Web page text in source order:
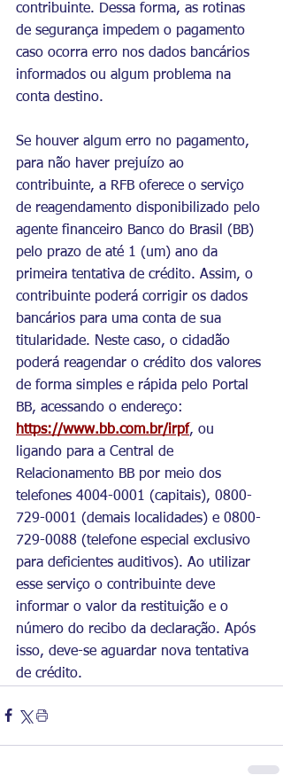
contribuinte. Dessa forma, as rotinas
de segurança impedem o pagamento
caso ocorra erro nos dados bancários
informados ou algum problema na
conta destino.
Se houver algum erro no pagamento,
para não haver prejuízo ao
contribuinte, a RFB oferece o serviço
de reagendamento disponibilizado pelo
agente financeiro Banco do Brasil (BB)
pelo prazo de até 1 (um) ano da
primeira tentativa de crédito. Assim, o
contribuinte poderá corrigir os dados
bancários para uma conta de sua
titularidade. Neste caso, o cidadão
poderá reagendar o crédito dos valores
de forma simples e rápida pelo Portal
BB, acessando o endereço:
https://www.bb.com.br/irpf, ou
ligando para a Central de
Relacionamento BB por meio dos
telefones 4004-0001 (capitais), 0800-
729-0001 (demais localidades) e 0800-
729-0088 (telefone especial exclusivo
para deficientes auditivos). Ao utilizar
esse serviço o contribuinte deve
informar o valor da restituição e o
número do recibo da declaração. Após
isso, deve-se aguardar nova tentativa
de crédito.